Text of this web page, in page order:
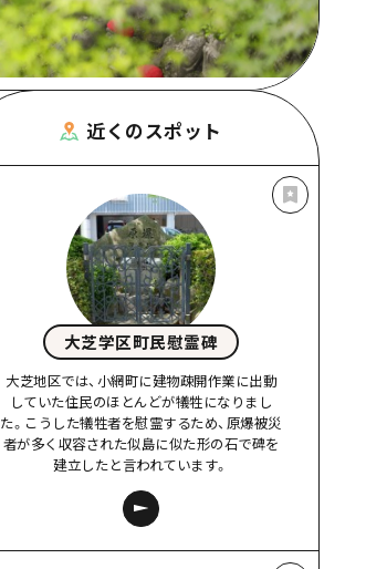
近くのスポット
大芝学区町民慰霊碑
大芝地区では、小網町に建物疎開作業に出動
していた住民のほとんどが犠牲になりまし
た。こうした犠牲者を慰霊するため、原爆被災
者が多く収容された似島に似た形の石で碑を
建立したと言われています。